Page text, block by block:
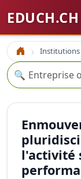
EDUCH.CH
Accueil Institutions
Recherche
🔍
l'activité